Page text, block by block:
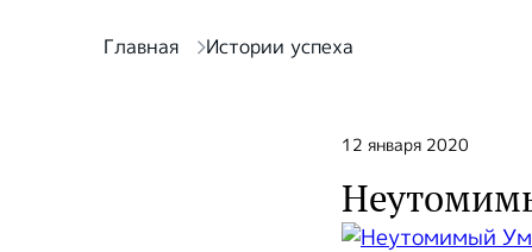
Главная Истории успеха
12 января 2020